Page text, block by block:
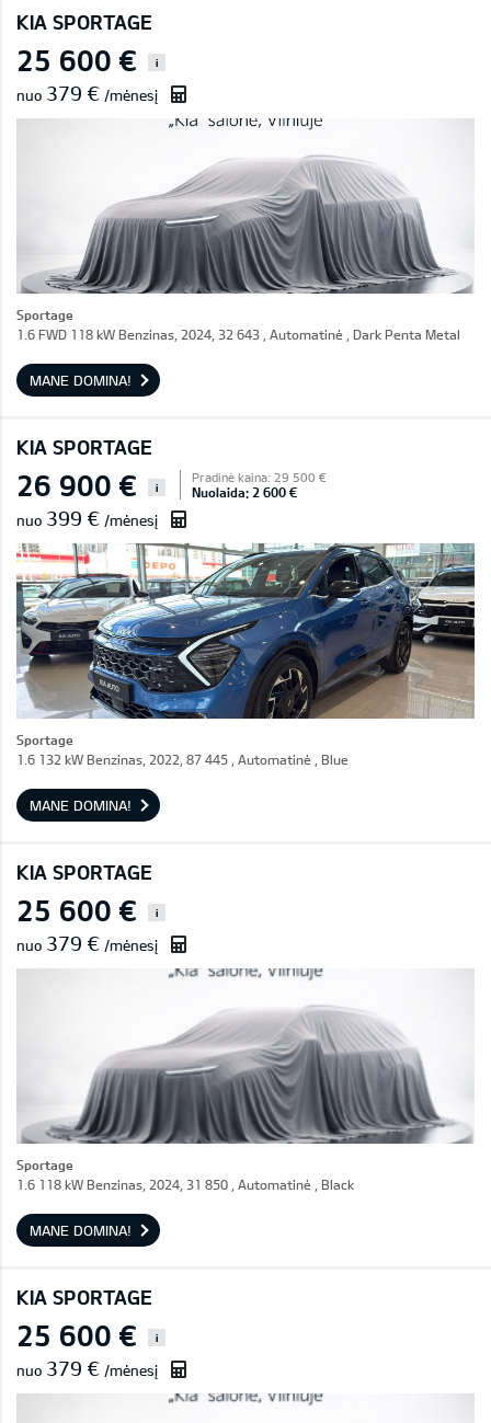
KIA SPORTAGE
25 600 € i
nuo 379 € /mėnesį
Sportage
1.6 FWD 118 kW Benzinas, 2024, 32 643 , Automatinė , Dark Penta Metal
MANE DOMINA!
KIA SPORTAGE
26 900 € i
Pradinė kaina: 29 500 €
Nuolaida: 2 600 €
nuo 399 € /mėnesį
Sportage
1.6 132 kW Benzinas, 2022, 87 445 , Automatinė , Blue
MANE DOMINA!
KIA SPORTAGE
25 600 € i
nuo 379 € /mėnesį
Sportage
1.6 118 kW Benzinas, 2024, 31 850 , Automatinė , Black
MANE DOMINA!
KIA SPORTAGE
25 600 € i
nuo 379 € /mėnesį